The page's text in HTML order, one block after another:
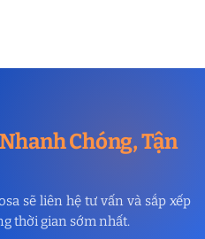
Nhanh Chóng, Tận
sẽ liên hệ tư vấn và sắp xếp
thời gian sớm nhất.